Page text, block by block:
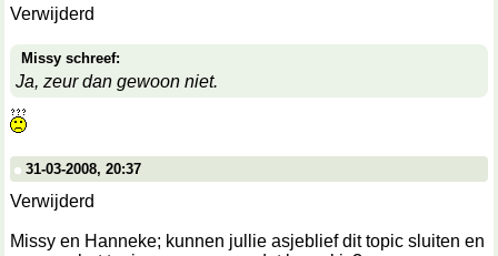
Verwijderd
Missy schreef:
Ja, zeur dan gewoon niet.
31-03-2008, 20:37
Verwijderd
Missy en Hanneke; kunnen jullie asjeblief dit topic sluiten en